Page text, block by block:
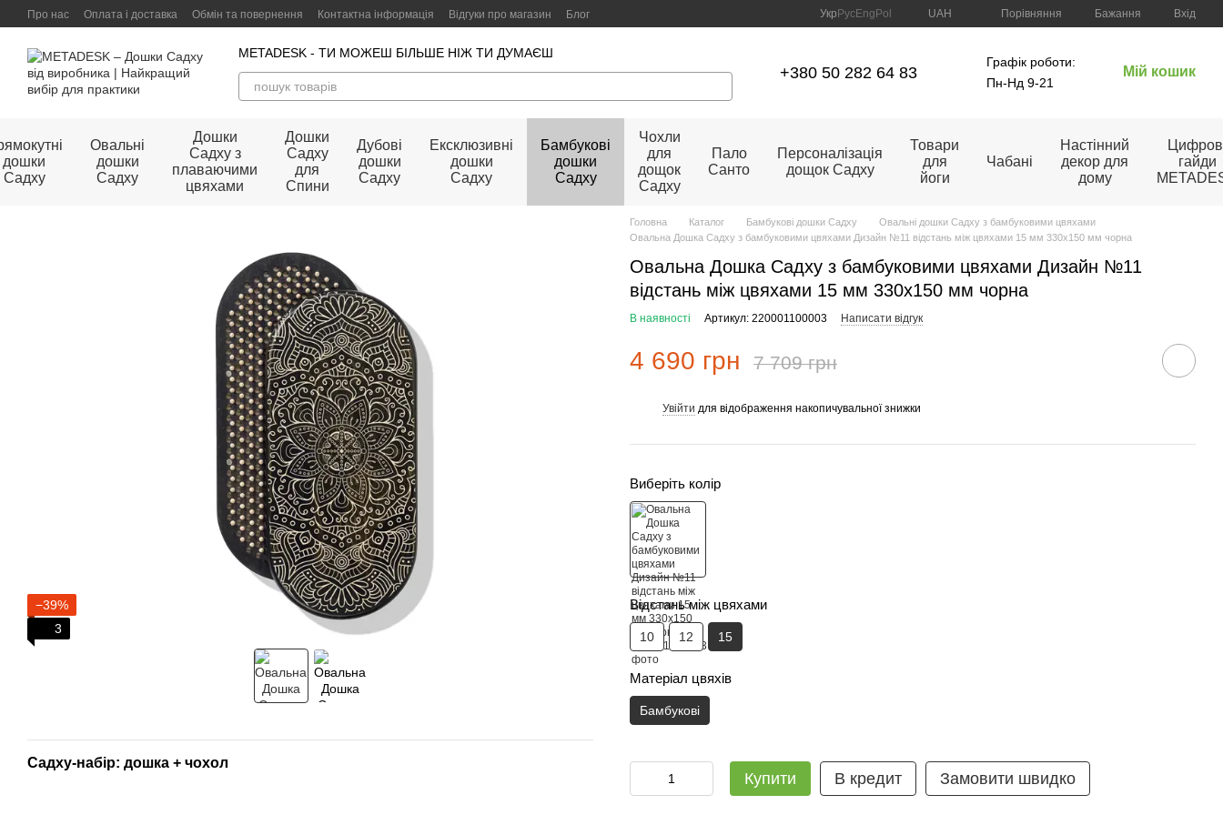
Перейти до основного контенту
Про нас Оплата і доставка Обмін та повернення Контактна інформація Відгуки про магазин
Блог
Укр РусEng Pol UAH Порівняння Бажання Вхід
METADESK - ТИ МОЖЕШ БІЛЬШЕ НІЖ ТИ ДУМАЄШ
+380 50 282 64 83
Графік роботи:
Пн-Нд 9-21
Мій кошик
дошки
Садху
Овальні
дошки
Садху
Дошки
Садху з
плаваючими
цвяхами
Дошки
Садху
для
Спини
Дубові
дошки
Садху
Ексклюзивні
дошки
Садху
Бамбукові
дошки
Садху
Чохли
для
дощок
Садху
Пало
Санто
Персоналізація
дощок Садху
Товари
для
йоги
Чабані
Настінний
декор для
дому
гайди
−39%
3
Садху-набір: дошка + чохол Садху-набір Люкс: дошка + сумка ⭐ 99% рекомендують
Головна Каталог Бамбукові дошки Садху
Овальні дошки Садху з бамбуковими цвяхами
Овальна Дошка Садху з бамбуковими цвяхами Дизайн №11 відстань між цвяхами 15 мм 330х150 мм чорна
Овальна Дошка Садху з бамбуковими цвяхами Дизайн №11
відстань між цвяхами 15 мм 330х150 мм чорна
В наявності Артикул: 220001100003 Написати відгук
4 690 грн 7 709 грн
Увійти для відображення накопичувальної знижки
Виберіть колір
Відстань між цвяхами
10 12 15
Матеріал цвяхів
Бамбукові
Купити В кредит Замовити швидко